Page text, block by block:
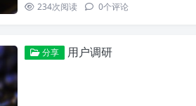
234次阅读 0个评论
分享 用户调研